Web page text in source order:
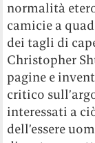
normalità
camicie a
dei tagli di
Christopher
pagine e
critico
interessati a
dell’essere